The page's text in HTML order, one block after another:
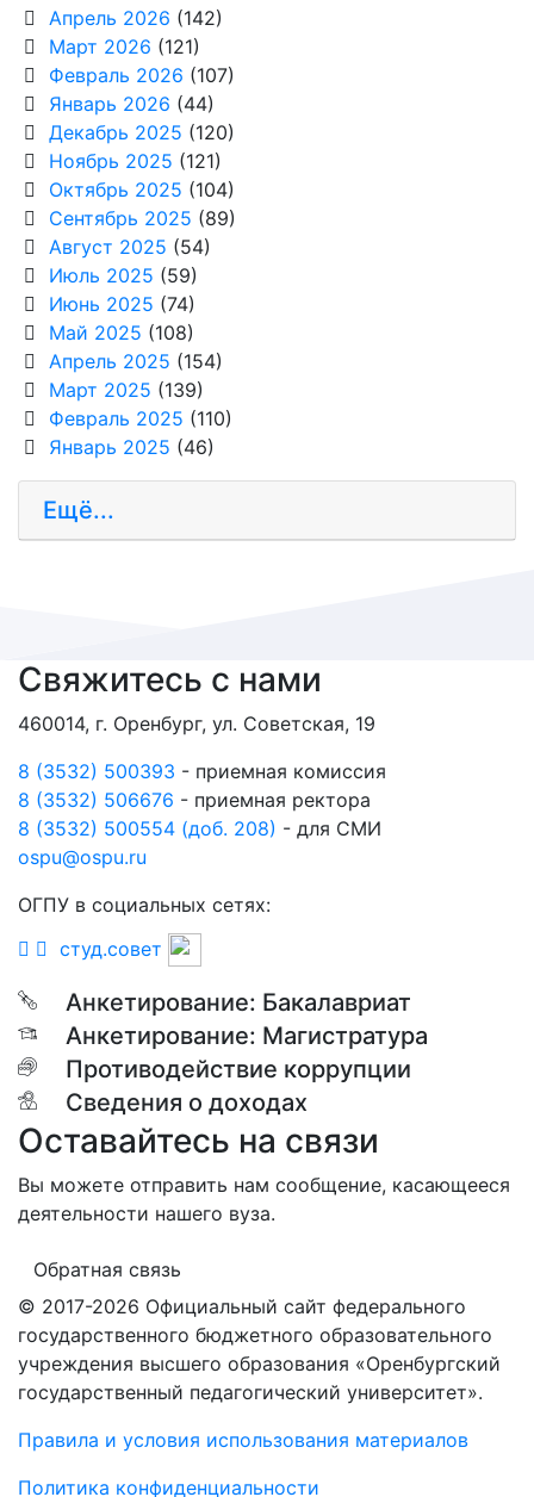
Апрель 2026 (142)
Март 2026 (121)
Февраль 2026 (107)
Январь 2026 (44)
Декабрь 2025 (120)
Ноябрь 2025 (121)
Октябрь 2025 (104)
Сентябрь 2025 (89)
Август 2025 (54)
Июль 2025 (59)
Июнь 2025 (74)
Май 2025 (108)
Апрель 2025 (154)
Март 2025 (139)
Февраль 2025 (110)
Январь 2025 (46)
Ещё...
Свяжитесь с нами
460014, г. Оренбург, ул. Советская, 19
8 (3532) 500393 - приемная комиссия
8 (3532) 506676 - приемная ректора
8 (3532) 500554 (доб. 208) - для СМИ
ospu@ospu.ru
ОГПУ в социальных сетях:
студ.совет
Анкетирование: Бакалавриат
Анкетирование: Магистратура
Противодействие коррупции
Сведения о доходах
Оставайтесь на связи
Вы можете отправить нам сообщение, касающееся
деятельности нашего вуза.
Обратная связь
© 2017-2026 Официальный сайт федерального
государственного бюджетного образовательного
учреждения высшего образования «Оренбургский
государственный педагогический университет».
Правила и условия использования материалов
Политика конфиденциальности